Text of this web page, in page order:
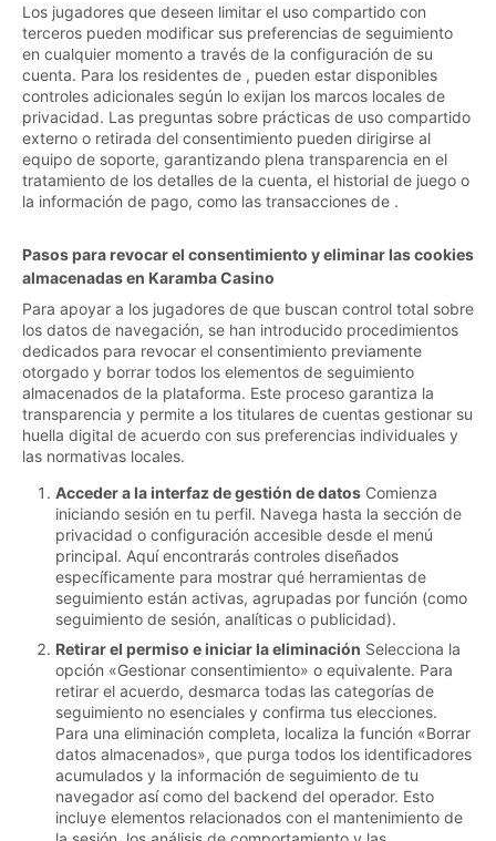
Los jugadores que deseen limitar el uso compartido con
terceros pueden modificar sus preferencias de seguimiento
en cualquier momento a través de la configuración de su
cuenta. Para los residentes de , pueden estar disponibles
controles adicionales según lo exijan los marcos locales de
privacidad. Las preguntas sobre prácticas de uso compartido
externo o retirada del consentimiento pueden dirigirse al
equipo de soporte, garantizando plena transparencia en el
tratamiento de los detalles de la cuenta, el historial de juego o
la información de pago, como las transacciones de .
Pasos para revocar el consentimiento y eliminar las cookies
almacenadas en Karamba Casino
Para apoyar a los jugadores de que buscan control total sobre
los datos de navegación, se han introducido procedimientos
dedicados para revocar el consentimiento previamente
otorgado y borrar todos los elementos de seguimiento
almacenados de la plataforma. Este proceso garantiza la
transparencia y permite a los titulares de cuentas gestionar su
huella digital de acuerdo con sus preferencias individuales y
las normativas locales.
Acceder a la interfaz de gestión de datos Comienza
iniciando sesión en tu perfil. Navega hasta la sección de
privacidad o configuración accesible desde el menú
principal. Aquí encontrarás controles diseñados
específicamente para mostrar qué herramientas de
seguimiento están activas, agrupadas por función (como
seguimiento de sesión, analíticas o publicidad).
Retirar el permiso e iniciar la eliminación Selecciona la
opción «Gestionar consentimiento» o equivalente. Para
retirar el acuerdo, desmarca todas las categorías de
seguimiento no esenciales y confirma tus elecciones.
Para una eliminación completa, localiza la función «Borrar
datos almacenados», que purga todos los identificadores
acumulados y la información de seguimiento de tu
navegador así como del backend del operador. Esto
incluye elementos relacionados con el mantenimiento de